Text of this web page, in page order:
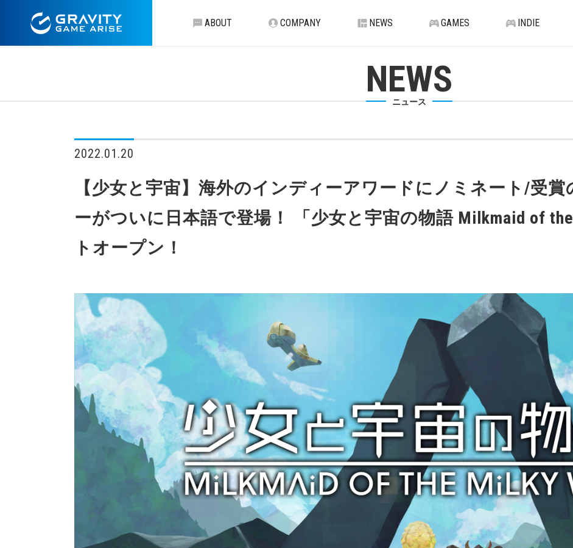
ABOUT COMPANY NEWS GAMES INDIE
NEWS
ニュース
2022.01.20
【少女と宇宙】海外のインディーアワードにノミネート/受
ーがついに日本語で登場！ 「少女と宇宙の物語 Milkmaid of
トオープン！